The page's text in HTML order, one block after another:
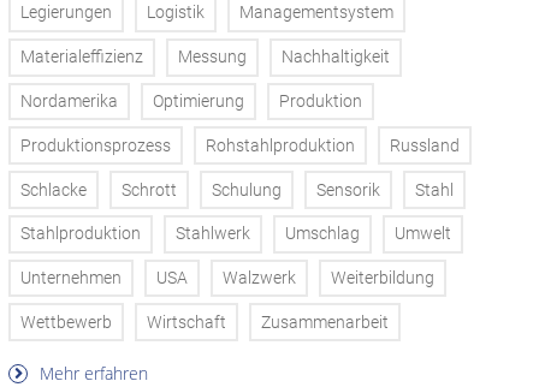
Legierungen Logistik Managementsystem
Materialeffizienz Messung Nachhaltigkeit
Nordamerika Optimierung Produktion
Produktionsprozess Rohstahlproduktion Russland
Schlacke Schrott Schulung Sensorik Stahl
Stahlproduktion Stahlwerk Umschlag Umwelt
Unternehmen USA Walzwerk Weiterbildung
Wettbewerb Wirtschaft Zusammenarbeit
Mehr erfahren